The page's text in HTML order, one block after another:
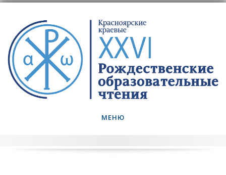
content
МЕНЮ